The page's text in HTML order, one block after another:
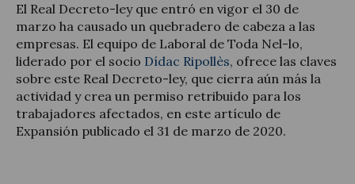
El Real Decreto-ley que entró en vigor el 30 de
marzo ha causado un quebradero de cabeza a las
empresas. El equipo de Laboral de Toda Nel-lo,
liderado por el socio Dídac Ripollès, ofrece las claves
sobre este Real Decreto-ley, que cierra aún más la
actividad y crea un permiso retribuido para los
trabajadores afectados, en este artículo de
Expansión publicado el 31 de marzo de 2020.